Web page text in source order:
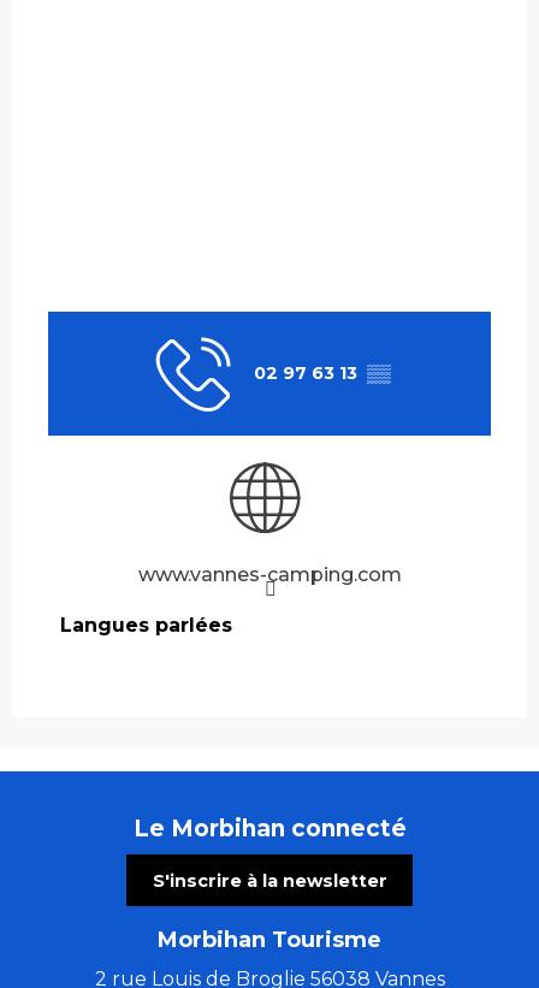
02 97 63 13 ▒▒
www.vannes-camping.com
Langues parlées
Langues parlées
Le Morbihan connecté
S'inscrire à la newsletter
Morbihan Tourisme
2 rue Louis de Broglie 56038 Vannes